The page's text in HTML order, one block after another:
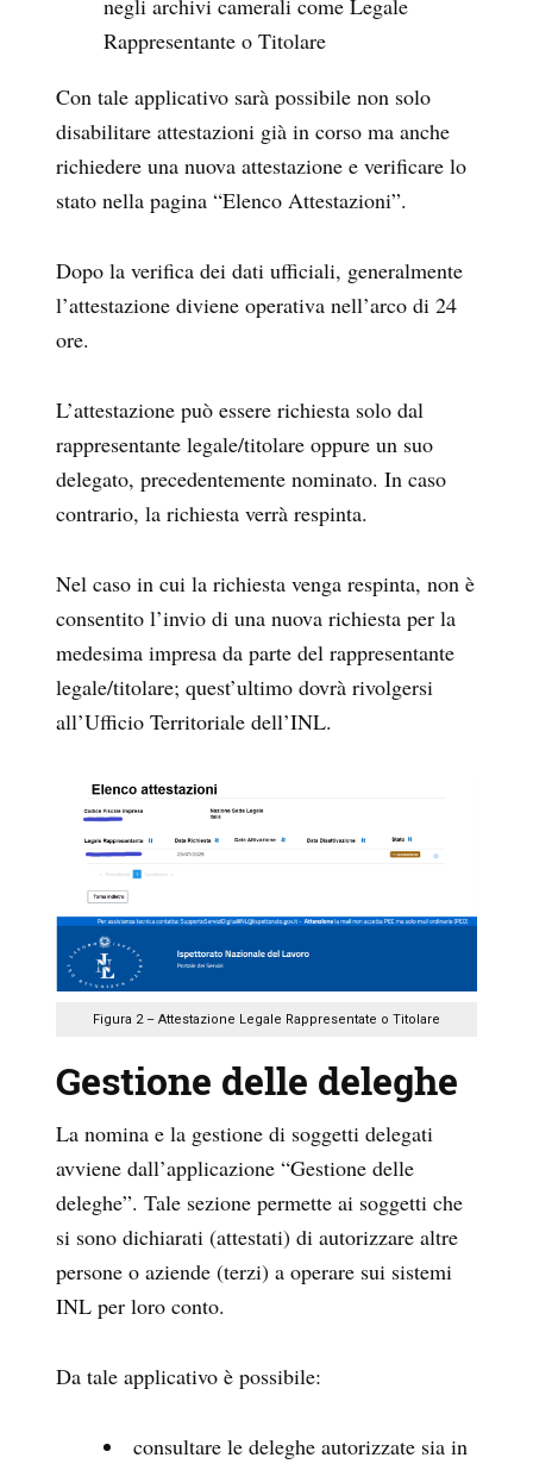
negli archivi camerali come Legale
Rappresentante o Titolare
Con tale applicativo sarà possibile non solo
disabilitare attestazioni già in corso ma anche
richiedere una nuova attestazione e verificare lo
stato nella pagina “Elenco Attestazioni”.
Dopo la verifica dei dati ufficiali, generalmente
l’attestazione diviene operativa nell’arco di 24
ore.
L’attestazione può essere richiesta solo dal
rappresentante legale/titolare oppure un suo
delegato, precedentemente nominato. In caso
contrario, la richiesta verrà respinta.
Nel caso in cui la richiesta venga respinta, non è
consentito l’invio di una nuova richiesta per la
medesima impresa da parte del rappresentante
legale/titolare; quest’ultimo dovrà rivolgersi
all’Ufficio Territoriale dell’INL.
Figura 2 – Attestazione Legale Rappresentate o Titolare
Gestione delle deleghe
La nomina e la gestione di soggetti delegati
avviene dall’applicazione “Gestione delle
deleghe”. Tale sezione permette ai soggetti che
si sono dichiarati (attestati) di autorizzare altre
persone o aziende (terzi) a operare sui sistemi
INL per loro conto.
Da tale applicativo è possibile:
consultare le deleghe autorizzate sia in